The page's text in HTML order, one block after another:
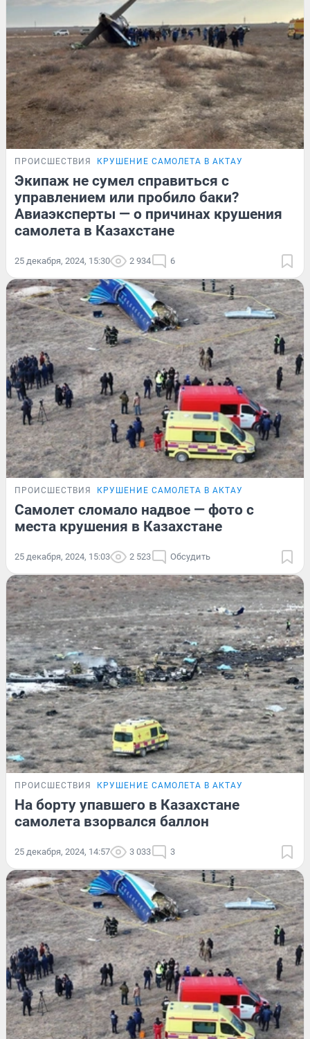
ПРОИСШЕСТВИЯ КРУШЕНИЕ САМОЛЕТА В АКТАУ
Экипаж не сумел справиться с
управлением или пробило баки?
Авиаэксперты — о причинах крушения
самолета в Казахстане
25 декабря, 2024, 15:30 2 934 6
ПРОИСШЕСТВИЯ КРУШЕНИЕ САМОЛЕТА В АКТАУ
Самолет сломало надвое — фото с
места крушения в Казахстане
25 декабря, 2024, 15:03 2 523 Обсудить
ПРОИСШЕСТВИЯ КРУШЕНИЕ САМОЛЕТА В АКТАУ
На борту упавшего в Казахстане
самолета взорвался баллон
25 декабря, 2024, 14:57 3 033 3